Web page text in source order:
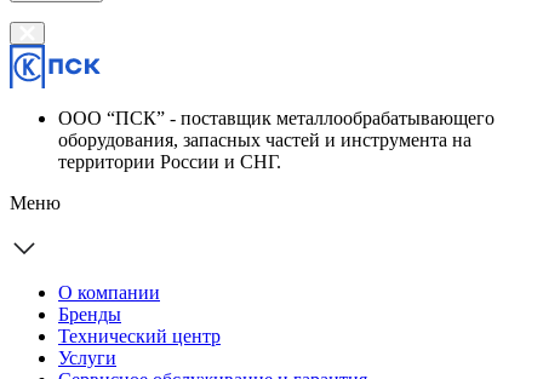
ООО “ПСК” - поставщик металлообрабатывающего
оборудования, запасных частей и инструмента на
территории России и СНГ.
Меню
О компании
Бренды
Технический центр
Услуги